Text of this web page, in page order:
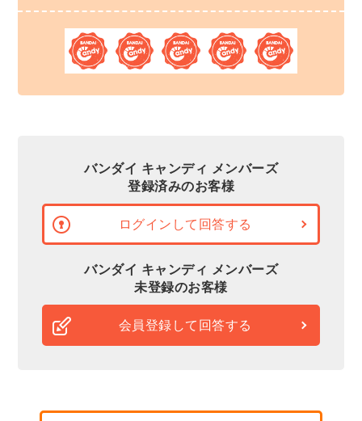
バンダイ キャンディ メンバーズ
登録済みのお客様
ログインして回答する
バンダイ キャンディ メンバーズ
未登録のお客様
会員登録して回答する